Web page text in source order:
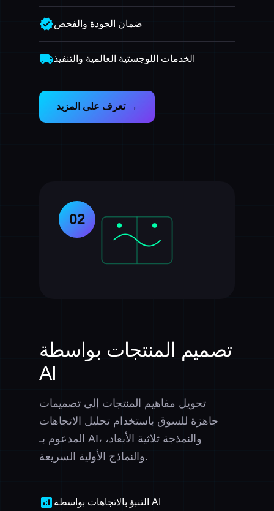
verifiedضمان الجودة والفحص
local_shippingالخدمات اللوجستية العالمية والتنفيذ
تعرف على المزيد →
02
تصميم المنتجات بواسطة
AI
تحويل مفاهيم المنتجات إلى تصميمات
جاهزة للسوق باستخدام تحليل الاتجاهات
المدعوم بـ AI، والنمذجة ثلاثية الأبعاد،
والنماذج الأولية السريعة.
analytics التنبؤ بالاتجاهات بواسطة AI